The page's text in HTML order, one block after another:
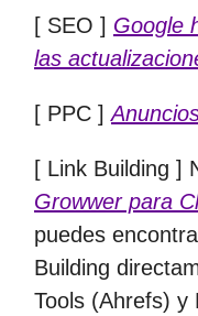
[ SEO ] Google
las
[ PPC ]
[ Link Building ]
Growwer para
puedes
Building
Tools (Ahrefs) y